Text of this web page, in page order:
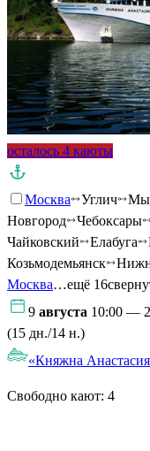
осталось 4 каюты
Москва Углич
Новгород
Чебоксары
Чайковский
Елабуга
Козьмодемьянск
Москва…ещё 16
9 августа 10:00 —
(15 дн./14 н.)
«Княжна
Свободно кают: 4